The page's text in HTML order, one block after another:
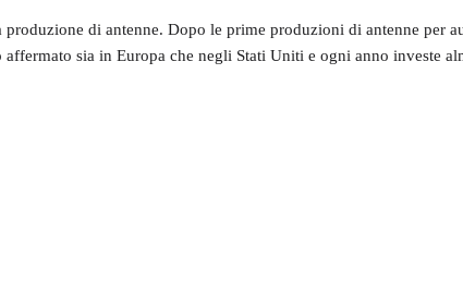
di antenne. Dopo le prime produzioni di antenne per
sia in Europa che negli Stati Uniti e ogni anno